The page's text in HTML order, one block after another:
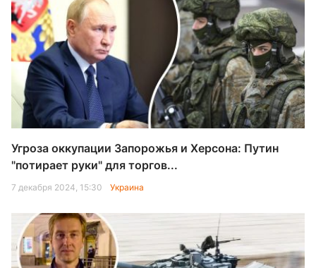
Угроза оккупации Запорожья и Херсона: Путин
"потирает руки" для торгов...
7 декабря 2024, 15:30 Украина